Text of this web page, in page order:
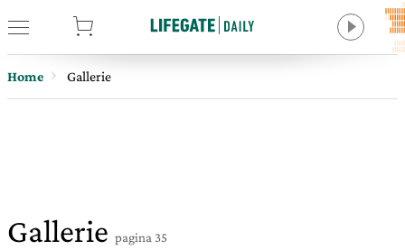
Home Gallerie
Gallerie pagina 35